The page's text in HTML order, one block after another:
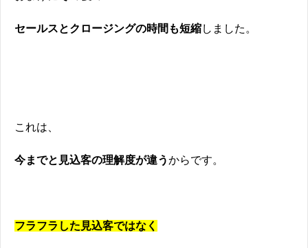
セールスとクロージングの時間も短縮しました。
これは、
今までと見込客の理解度が違うからです。
フラフラした見込客ではなく